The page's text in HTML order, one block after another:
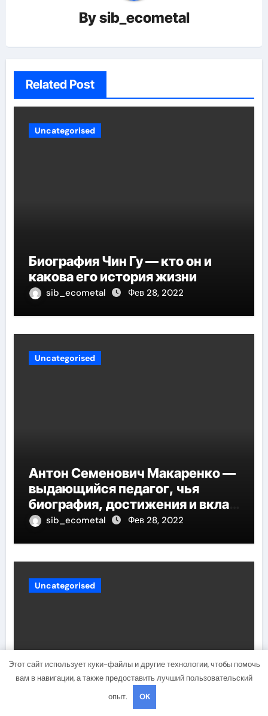
Bysib_ecometal
Related Post
Uncategorised
Биография Чин Гу — кто он и
какова его история жизни
sib_ecometal Фев 28, 2022
Uncategorised
Антон Семенович Макаренко —
выдающийся педагог, чья
биография, достижения и вклад
в педагогику оказывают
sib_ecometal Фев 28, 2022
Uncategorised
Биография Одоевского —
Этот сайт использует куки-файлы и другие технологии, чтобы помочь
вам в навигации, а также предоставить лучший пользовательский
опыт.
OK